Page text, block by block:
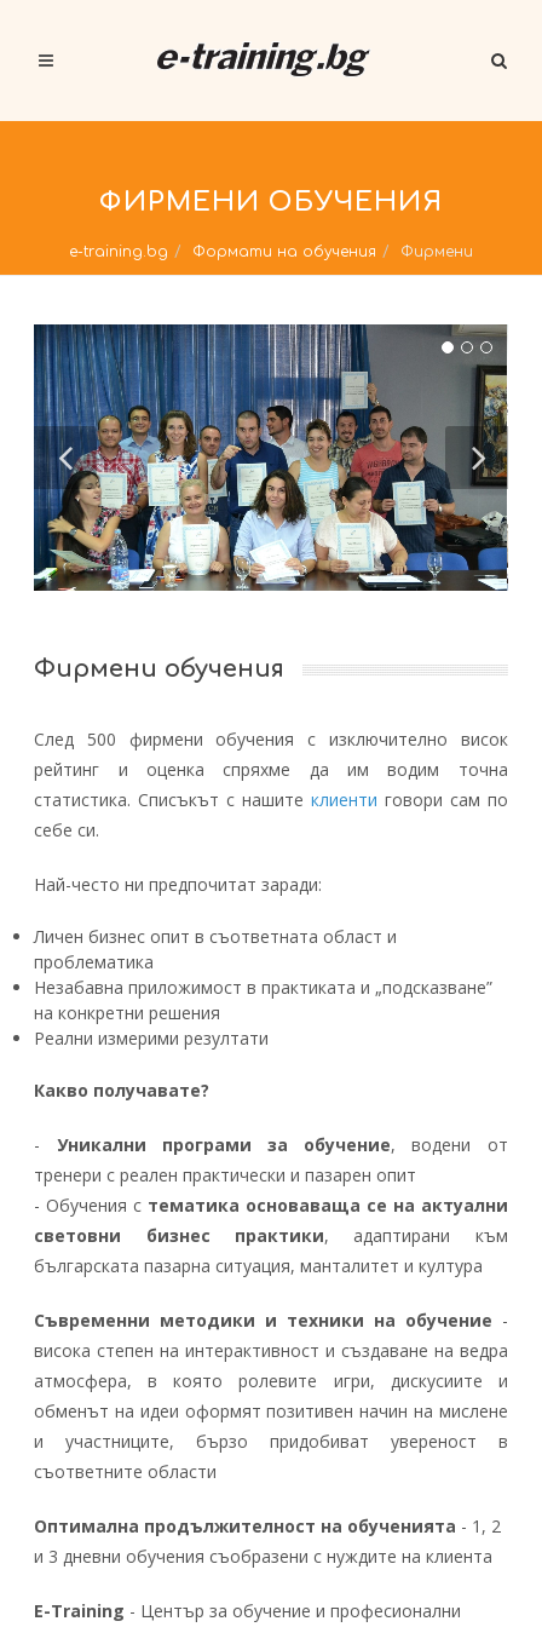
ФИРМЕНИ ОБУЧЕНИЯ
e-training.bg Формати на обучения Фирмени
Фирмени обучения
След 500 фирмени обучения с изключително висок
рейтинг и оценка спряхме да им водим точна
статистика. Списъкът с нашите клиенти говори сам по
себе си.
Най-често ни предпочитат заради:
Личен бизнес опит в съответната област и
проблематика
Незабавна приложимост в практиката и „подсказване”
на конкретни решения
Реални измерими резултати
Какво получавате?
- Уникални програми за обучение, водени от
тренери с реален практически и пазарен опит
- Обучения с тематика основаваща се на актуални
световни бизнес практики, адаптирани към
българската пазарна ситуация, манталитет и култура
Съвременни методики и техники на обучение -
висока степен на интерактивност и създаване на ведра
атмосфера, в която ролевите игри, дискусиите и
обменът на идеи оформят позитивен начин на мислене
и участниците, бързо придобиват увереност в
съответните области
Оптимална продължителност на обученията - 1, 2
и 3 дневни обучения съобразени с нуждите на клиента
Е-Training - Център за обучение и професионални